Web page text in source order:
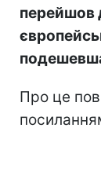
перейшов
Про це